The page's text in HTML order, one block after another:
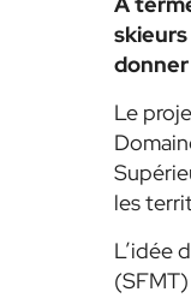
Le
les
L’idée